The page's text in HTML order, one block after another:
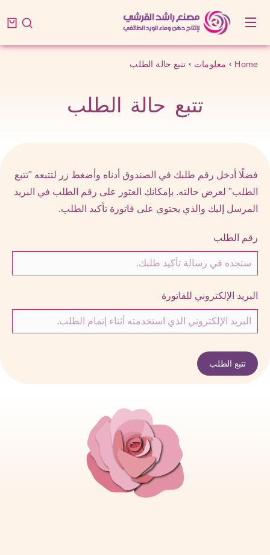
You are here:
Home معلومات تتبع حالة الطلب
تتبع حالة الطلب
فضلًا أدخل رقم طلبك في الصندوق أدناه وأضغط زر لتتبعه "تتبع
الطلب" لعرض حالته. بإمكانك العثور على رقم الطلب في البريد
المرسل إليك والذي يحتوي على فاتورة تأكيد الطلب.
رقم الطلب
البريد الإلكتروني للفاتورة
تتبع الطلب